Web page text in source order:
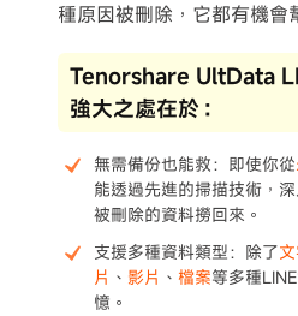
種原因被刪除，它都有機會
Tenorshare UltData
強大之處在於：
無需備份也能救：即使你從
能透過先進的掃描技術，
被刪除的資料撈回來。
支援多種資料類型：除了
片 、 影片 、 檔案等多種
憶。